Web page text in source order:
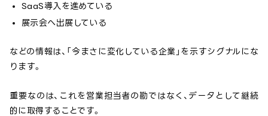
SaaS導入を進めている
展示会へ出展している
などの情報は、「今まさに変化している企業」を示すシグナルにな
ります。
重要なのは、これを営業担当者の勘ではなく、データとして継続
的に取得することです。